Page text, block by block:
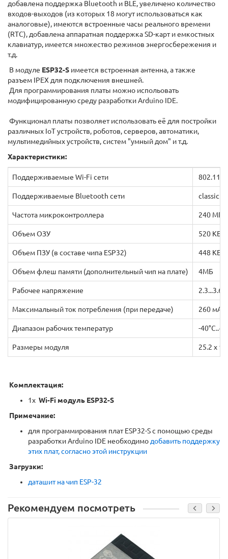
добавлена поддержка Bluetooth и BLE, увеличено количество
входов-выходов (из которых 18 могут использоваться как
аналоговые), имеются встроенные часы реального времени
(RTC), добавлена аппаратная поддержка SD-карт и емкостных
клавиатур, имеется множество режимов энергосбережения и
т.д.
В модуле ESP32-S имеется встроенная антенна, а также
разъем IPEX для подключения внешней.
Для программирования платы можно испольовать
модифицированную среду разработки Arduino IDE.
Функционал платы позволяет использовать её для постройки
различных IoT устройств, роботов, серверов, автоматики,
мультимедийных устройств, систем "умный дом" и т.д.
Характеристики:
Поддерживаемые Wi-Fi сети 802.11
Поддерживаемые Bluetooth сети classic и
Частота микроконтроллера 240 МГц
Объем ОЗУ 520 КБ
Объем ПЗУ (в составе чипа ESP32) 448 КБ
Объем флеш памяти (дополнительный чип на плате) 4МБ
Рабочее напряжение 2.3...3.6 В
Максимальный ток потребления (при передаче) 260 мА
Диапазон рабочих температур -
Размеры модуля 25.2 x
Комплектация:
1х Wi-Fi модуль ESP32-S
Примечание:
для программирования плат ESP32-S с помощью среды
разработки Arduino IDE необходимо добавить поддержку
этих плат, согласно этой инструкции
Загрузки:
даташит на чип ESP-32
Рекомендуем посмотреть